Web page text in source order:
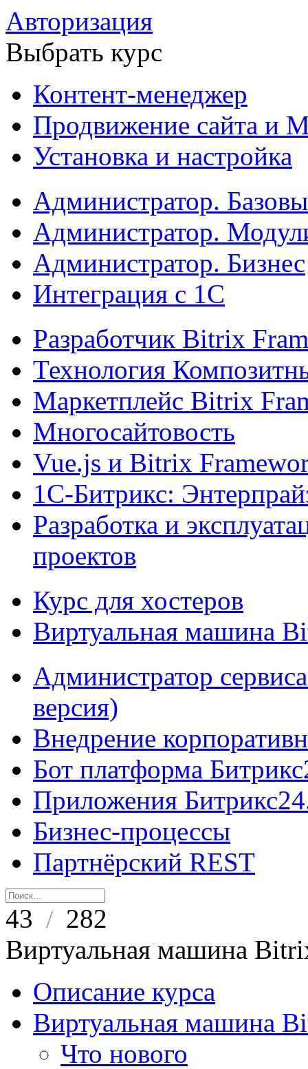
Авторизация
Выбрать курс
Контент-менеджер
Продвижение сайта и
Установка и настройка
Администратор.
Администратор.
Администратор. Бизнес
Интеграция с 1С
Разработчик Bitrix
Технология
Маркетплейс Bitrix
Многосайтовость
Vue.js и Bitrix
1С-Битрикс:
Разработка и
проектов
Курс для хостеров
Виртуальная машина
Администратор
версия)
Внедрение
Бот платформа
Приложения
Бизнес-процессы
Партнёрский REST
43 / 282
Виртуальная машина
Описание курса
Виртуальная машина
Что нового